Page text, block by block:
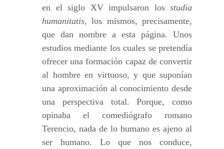
en el siglo XV impulsaron los studia
humanitatis, los mismos, precisamente,
que dan nombre a esta página. Unos
estudios mediante los cuales se pretendía
ofrecer una formación capaz de convertir
al hombre en virtuoso, y que suponían
una aproximación al conocimiento desde
una perspectiva total. Porque, como
opinaba el comediógrafo romano
Terencio, nada de lo humano es ajeno al
ser humano. Lo que nos conduce,